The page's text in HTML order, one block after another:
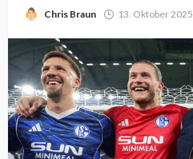
Chris Braun 13. Oktober 2025